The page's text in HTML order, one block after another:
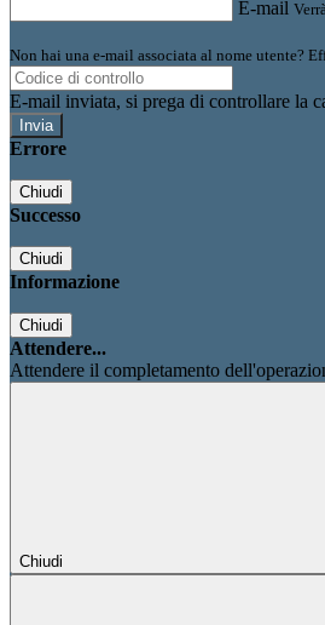
E-mail
Non hai una e-mail associata al nome utente?
E-mail inviata, si prega di controllare la
Errore
Chiudi
Successo
Chiudi
Informazione
Chiudi
Attendere...
Attendere il completamento
Chiudi